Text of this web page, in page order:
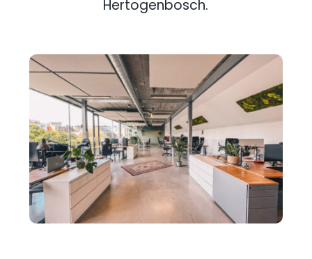
Hertogenbosch.